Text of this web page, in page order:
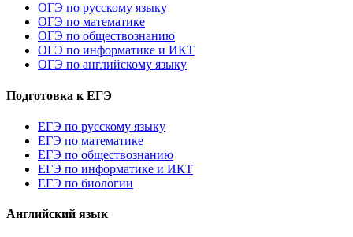
ОГЭ по русскому языку
ОГЭ по математике
ОГЭ по обществознанию
ОГЭ по информатике и ИКТ
ОГЭ по английскому языку
Подготовка к ЕГЭ
ЕГЭ по русскому языку
ЕГЭ по математике
ЕГЭ по обществознанию
ЕГЭ по информатике и ИКТ
ЕГЭ по биологии
Английский язык